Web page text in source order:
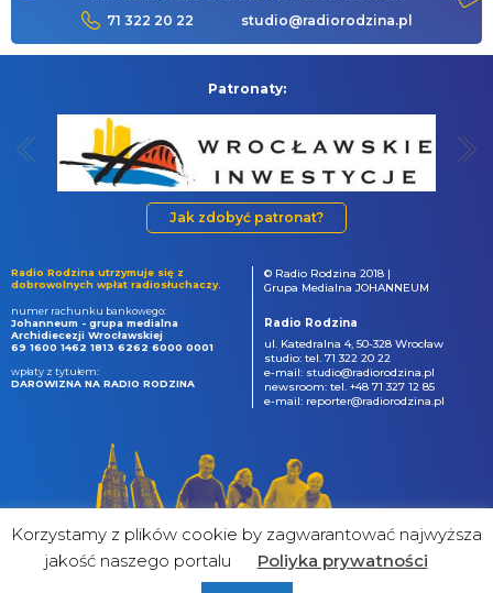
71 322 20 22 studio@radiorodzina.pl
Patronaty:
Jak zdobyć patronat?
Radio Rodzina utrzymuje się z
dobrowolnych wpłat radiosłuchaczy.
numer rachunku bankowego:
Johanneum - grupa medialna
Archidiecezji Wrocławskiej
69 1600 1462 1813 6262 6000 0001
wpłaty z tytułem:
DAROWIZNA NA RADIO RODZINA
© Radio Rodzina 2018 |
Grupa Medialna JOHANNEUM
Radio Rodzina
ul. Katedralna 4, 50-328 Wrocław
studio: tel. 71 322 20 22
e-mail: studio@radiorodzina.pl
newsroom: tel. +48 71 327 12 85
e-mail: reporter@radiorodzina.pl
Korzystamy z plików cookie by zagwarantować najwyższa
jakość naszego portalu
Poliyka prywatności